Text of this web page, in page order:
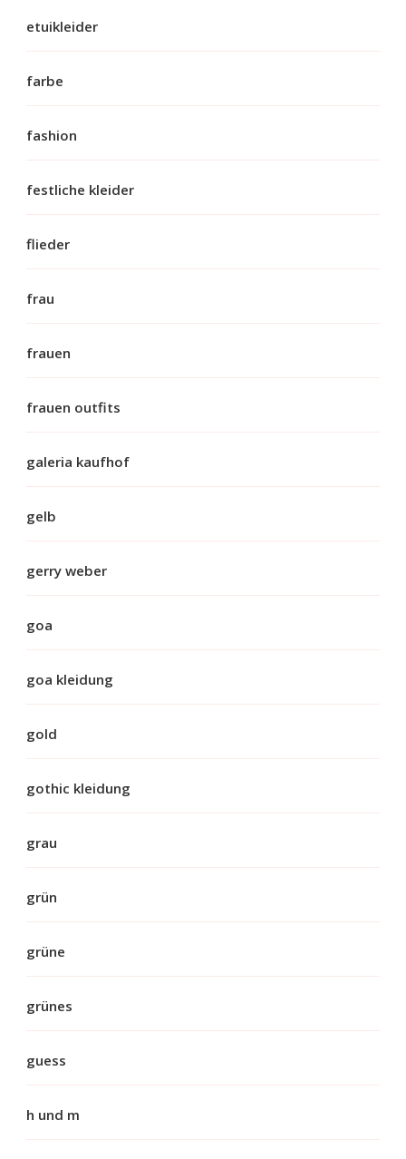
etuikleider
farbe
fashion
festliche kleider
flieder
frau
frauen
frauen outfits
galeria kaufhof
gelb
gerry weber
goa
goa kleidung
gold
gothic kleidung
grau
grün
grüne
grünes
guess
h und m